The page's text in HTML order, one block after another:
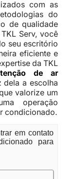
com as
do
de qualidade
Serv, você
seu escritório
eficiente e
da TKL
de ar
a escolha
valorize um
operação
condicionado.
em contato
para